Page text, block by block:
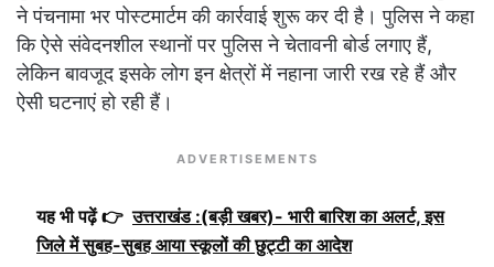
ने पंचनामा भर पोस्टमार्टम की कार्रवाई शुरू कर दी है। पुलिस ने कहा
कि ऐसे संवेदनशील स्थानों पर पुलिस ने चेतावनी बोर्ड लगाए हैं,
लेकिन बावजूद इसके लोग इन क्षेत्रों में नहाना जारी रख रहे हैं और
ऐसी घटनाएं हो रही हैं।
ADVERTISEMENTS
यह भी पढ़ें 👉 उत्तराखंड :(बड़ी खबर)- भारी बारिश का अलर्ट, इस
जिले में सुबह-सुबह आया स्कूलों की छुट्टी का आदेश